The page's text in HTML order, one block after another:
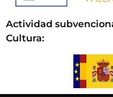
Actividad
Cultura: